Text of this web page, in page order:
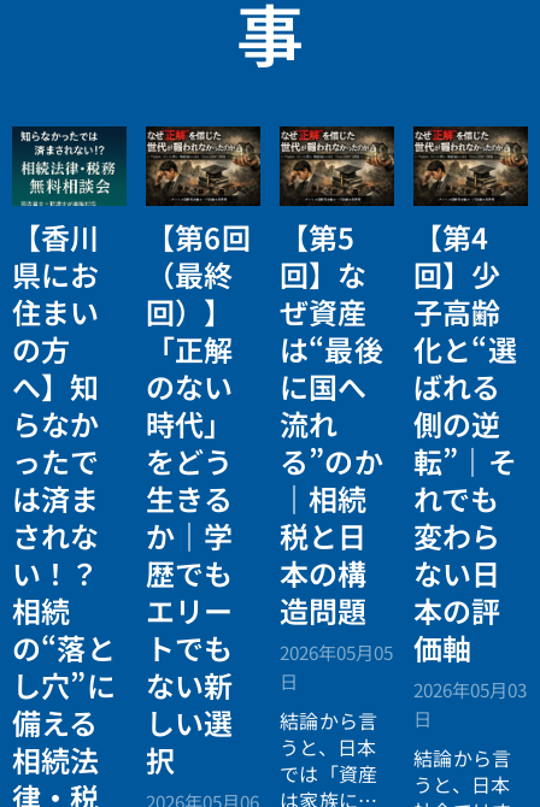
事
【香川
県にお
住まい
の方
へ】知
らなか
ったで
は済ま
されな
い！？
相続
の“落と
し穴”に
備える
相続法
律・税
【第6回
（最終
回）】
「正解
のない
時代」
をどう
生きる
か｜学
歴でも
エリー
トでも
ない新
しい選
択
2026年05月06
【第5
回】な
ぜ資産
は“最後
に国へ
流れ
る”のか
｜相続
税と日
本の構
造問題
2026年05月05
日
結論から言
うと、日本
では「資産
は家族に引
【第4
回】少
子高齢
化と“選
ばれる
側の逆
転”｜そ
れでも
変わら
ない日
本の評
価軸
2026年05月03
日
結論から言
うと、日本